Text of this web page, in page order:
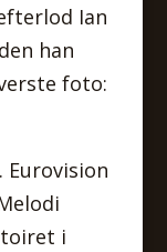
Ian
han
foto:
Eurovision
i